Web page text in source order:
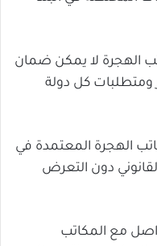
الهجرة لا يمكن ضمان
ومتطلبات كل دولة
الهجرة المعتمدة في
دون التعرض
مع المكاتب